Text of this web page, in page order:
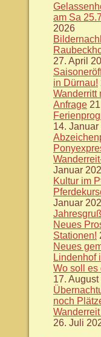
am Sa
2026
27. April
in Dürnau!
Wanderritt
Anfrage
14. Januar
Januar
Kultur im
Januar
Neues
Stationen!
Neues
Lindenhof
Wo soll es
17.
noch
26. Juli